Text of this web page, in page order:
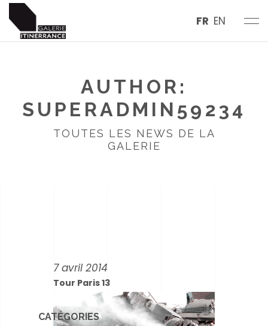
FR EN
AUTHOR:
SUPERADMIN59234
TOUTES LES NEWS DE LA
GALERIE
7 avril 2014
Tour Paris 13
CATÉGORIES